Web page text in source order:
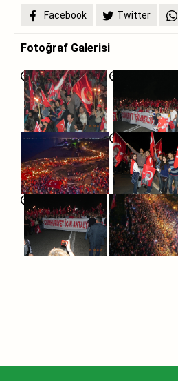
Facebook
Twitter
Fotoğraf Galerisi